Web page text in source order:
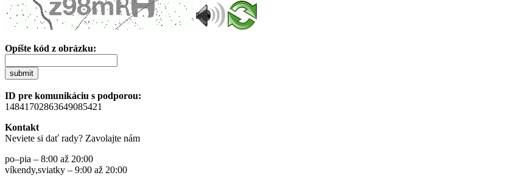
Opíšte kód z obrázku:
submit
ID pre komunikáciu s podporou:
14841702863649085421
Kontakt
Neviete si dať rady? Zavolajte nám
po–pia – 8:00 až 20:00
víkendy,sviatky – 9:00 až 20:00